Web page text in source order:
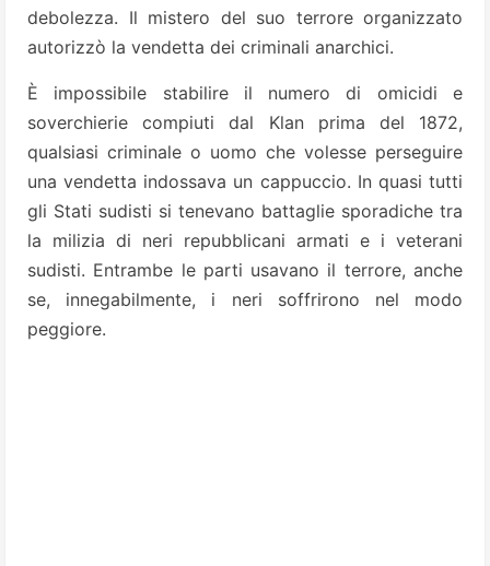
debolezza. Il mistero del suo terrore organizzato
autorizzò la vendetta dei criminali anarchici.
È impossibile stabilire il numero di omicidi e
soverchierie compiuti dal Klan prima del 1872,
qualsiasi criminale o uomo che volesse perseguire
una vendetta indossava un cappuccio. In quasi tutti
gli Stati sudisti si tenevano battaglie sporadiche tra
la milizia di neri repubblicani armati e i veterani
sudisti. Entrambe le parti usavano il terrore, anche
se, innegabilmente, i neri soffrirono nel modo
peggiore.